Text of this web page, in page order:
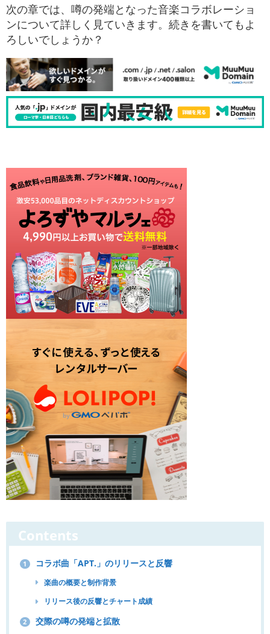
次の章では、噂の発端となった音楽コラボレーショ
ンについて詳しく見ていきます。続きを書いてもよ
ろしいでしょうか？
Contents
1 コラボ曲「APT.」のリリースと反響
楽曲の概要と制作背景
リリース後の反響とチャート成績
2 交際の噂の発端と拡散